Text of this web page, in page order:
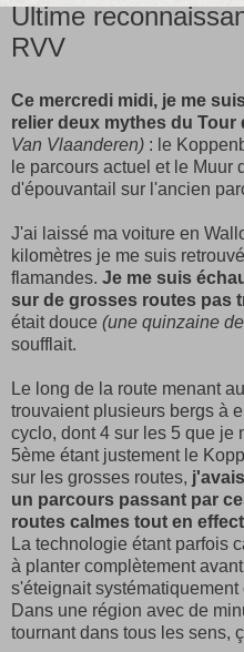
Ultime
RVV
Ce mercredi midi, je me
relier deux mythes du Tour
Van Vlaanderen) : le
le parcours actuel et le Muur
d'épouvantail sur l'ancien
J'ai laissé ma voiture en
kilomètres je me suis
flamandes. Je me suis
sur de grosses routes pas
était douce (une quinzaine
soufflait.
Le long de la route menant
trouvaient plusieurs bergs à
cyclo, dont 4 sur les 5 que je
5ème étant justement le
sur les grosses routes,
un parcours passant par
routes calmes tout en
La technologie étant parfois
à planter complètement
s'éteignait
Dans une région avec de
tournant dans tous les sens,